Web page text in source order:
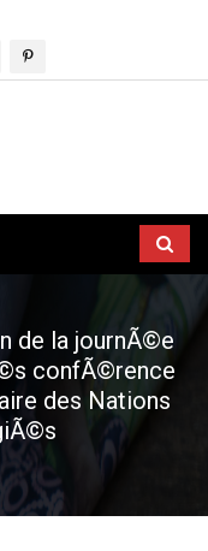
de la journÃ©e
confÃ©rence
des Nations